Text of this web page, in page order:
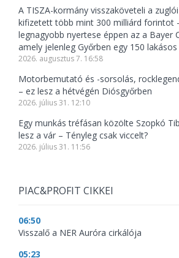
A TISZA-kormány visszaköveteli a
kifizetett több mint 300 milliárd forintot
legnagyobb nyertese éppen az a Bayer
amely jelenleg Győrben egy 150
2026. augusztus 7. 16:58
Motorbemutató és -sorsolás,
– ez lesz a hétvégén Diósgyőrben
2026. július 31. 12:10
Egy munkás tréfásan közölte Szopkó
lesz a vár – Tényleg csak viccelt?
2026. július 31. 11:56
PIAC&PROFIT CIKKEI
06:50
Visszalő a NER Auróra cirkálója
05:23